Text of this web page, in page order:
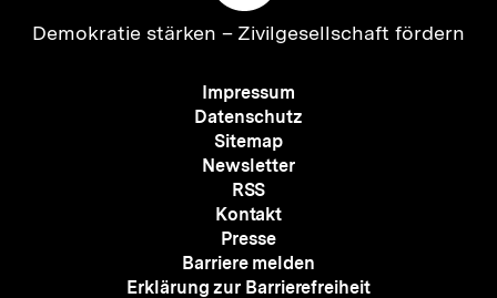
Zur
Demokratie stärken – Zivilgesellschaft fördern
Meta-
Navigation
Impressum
Datenschutz
Sitemap
Newsletter
RSS
Kontakt
Presse
Barriere melden
Erklärung zur Barrierefreiheit